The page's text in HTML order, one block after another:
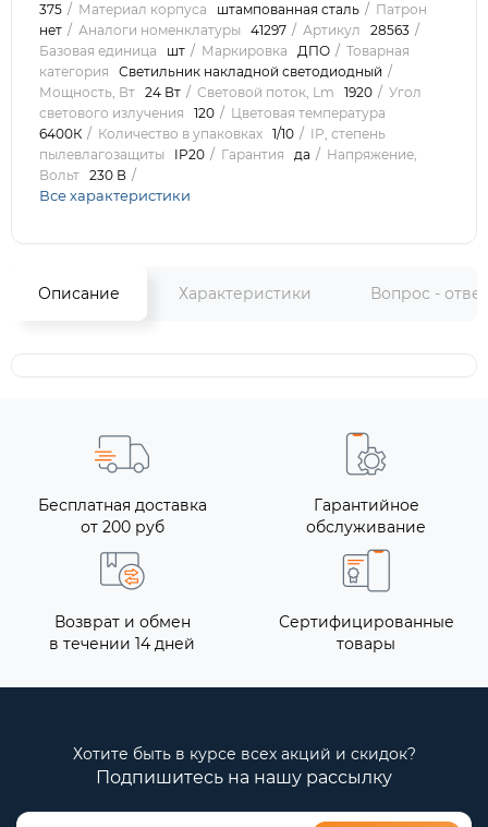
375
Материал корпуса штампованная сталь
Патрон
нет
Аналоги номенклатуры 41297 Артикул
28563
Базовая единица
шт Маркировка ДПО
Товарная
категория
Светильник накладной светодиодный
Мощность, Вт 24 Вт Световой поток, Lm 1920
Угол
светового излучения
120
Цветовая температура
6400К
Количество в упаковках 1/10
IP, степень
пылевлагозащиты
IP20 Гарантия да
Напряжение,
Вольт 230 В
Все характеристики
Описание Характеристики Вопрос -
Бесплатная доставка
от 200 руб
Гарантийное
обслуживание
Возврат и обмен
в течении 14 дней
Сертифицированные
товары
Хотите быть в курсе всех акций и скидок?
Подпишитесь на нашу рассылку